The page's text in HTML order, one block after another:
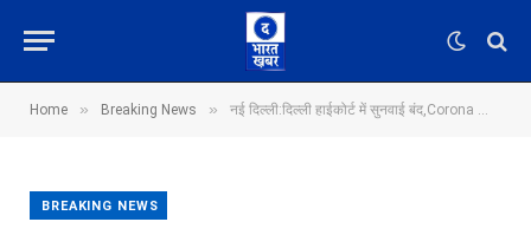
Home » Breaking News » नई दिल्ली:दिल्ली हाईकोर्ट में सुनवाई बंद,Corona काल में अस्पतालों में ऑक्सीजन व बेड की कमी का मामला
BREAKING NEWS